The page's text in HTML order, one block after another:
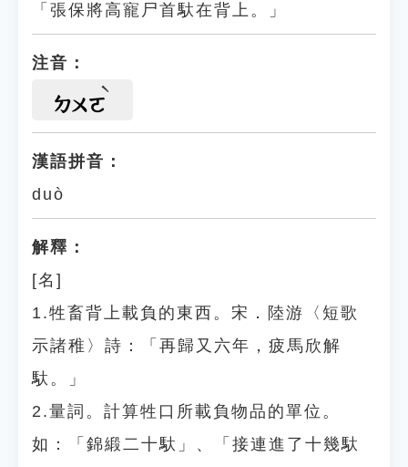
「張保將高寵尸首馱在背上。」
注音：
ㄉㄨㄛ
漢語拼音：
duò
解釋：
[名]
1.牲畜背上載負的東西。宋．陸游〈短歌
示諸稚〉詩：「再歸又六年，疲馬欣解
馱。」
2.量詞。計算牲口所載負物品的單位。
如：「錦緞二十馱」、「接連進了十幾馱